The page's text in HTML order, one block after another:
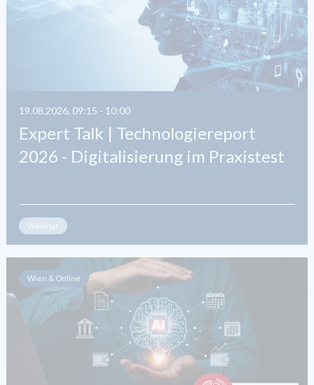
19.08.2026, 09:15 - 10:00
Expert Talk | Technologiereport
2026 - Digitalisierung im Praxistest
Webinar
Wien & Online